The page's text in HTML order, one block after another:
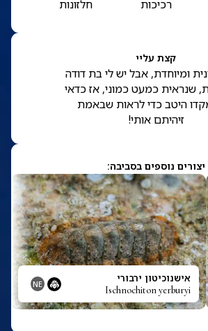
רכיכות חלזונות
קצת עליי
ומיוחדת, אבל יש לי בת דודה
שנראית כמעט כמוני, אז כדאי
היטב כדי לראות שבאמת
זיהיתם אותי!
יצורים נוספים בסביבה:
אישנוכיטון ירבורי
Ischnochiton yerburyi
NE